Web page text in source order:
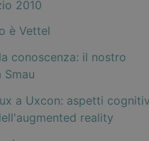
2010
è Vettel
conoscenza: il nostro
Smau
a Uxcon: aspetti
reality